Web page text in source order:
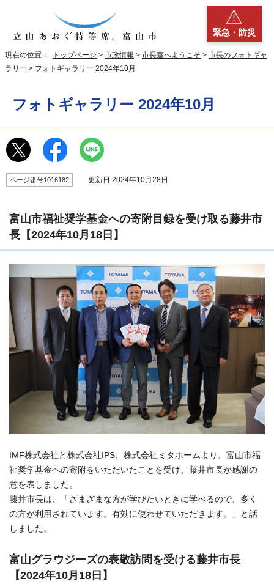
緊急・防災
現在の位置： トップページ > 市政情報 > 市長室へようこそ > 市長のフォトギャ
ラリー > フォトギャラリー 2024年10月
フォトギャラリー 2024年10月
ページ番号1016182 更新日 2024年10月28日
富山市福祉奨学基金への寄附目録を受け取る藤井市
長【2024年10月18日】
IMF株式会社と株式会社IPS、株式会社ミタホームより、富山市福
祉奨学基金への寄附をいただいたことを受け、藤井市長が感謝の
意を表しました。
藤井市長は、「さまざまな方が学びたいときに学べるので、多く
の方が利用されています。有効に使わせていただきます。」と話
しました。
富山グラウジーズの表敬訪問を受ける藤井市長
【2024年10月18日】